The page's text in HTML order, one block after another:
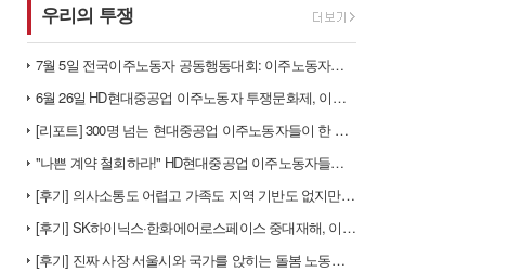
우리의 투쟁
7월 5일 전국이주노동자 공동행동대회: 이주노동자들이 노동조합 가입을 선…
6월 26일 HD현대중공업 이주노동자 투쟁문화제, 이주노동자들의 함성과 …
[리포트] 300명 넘는 현대중공업 이주노동자들이 한 자리에 모이다
"나쁜 계약 철회하라!" HD현대중공업 이주노동자들이 일어서다
[후기] 의사소통도 어렵고 가족도 지역 기반도 없지만, 민주노조의 길이 …
[후기] SK하이닉스·한화에어로스페이스 중대재해, 이윤 위해 생명안전을 …
[후기] 진짜 사장 서울시와 국가를 앉히는 돌봄 노동자 투쟁을 위해